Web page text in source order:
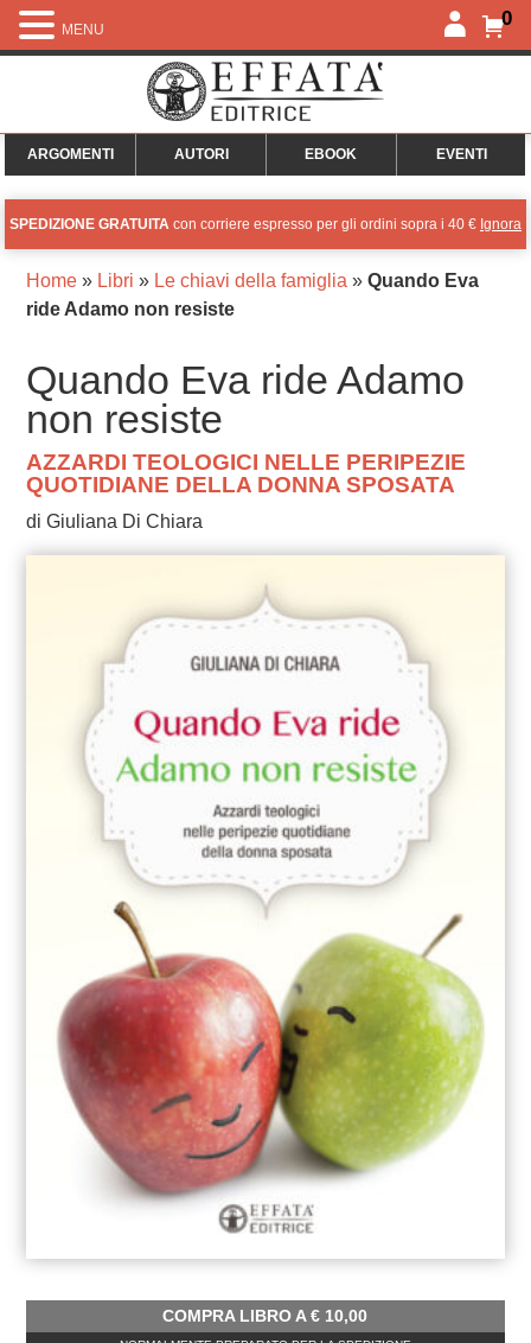
0
ARGOMENTI AUTORI EBOOK EVENTI
SPEDIZIONE GRATUITA con corriere espresso per gli ordini sopra i 40 € Ignora
Home» Libri » Le chiavi della famiglia » Quando Eva
ride Adamo non resiste
Quando Eva ride Adamo
non resiste
AZZARDI TEOLOGICI NELLE PERIPEZIE
QUOTIDIANE DELLA DONNA SPOSATA
di Giuliana Di Chiara
COMPRA LIBRO A€ 10,00
MENU